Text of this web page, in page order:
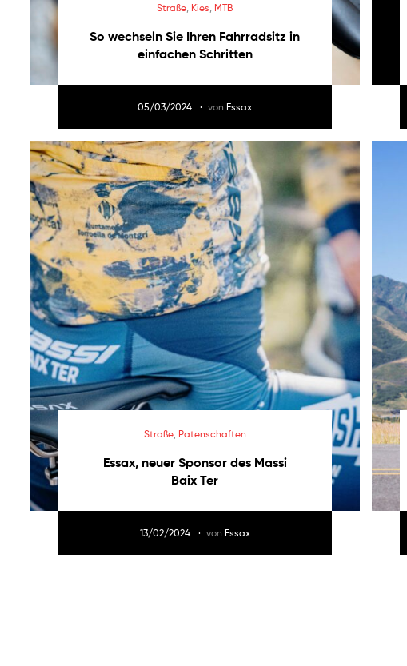
Straße Kies MTB
So wechseln Sie Ihren Fahrradsitz in
einfachen Schritten
05/03/2024 vonEssax
Straße, Patenschaften
Essax, neuer Sponsor des Massi
Baix Ter
13/02/2024 von Essax